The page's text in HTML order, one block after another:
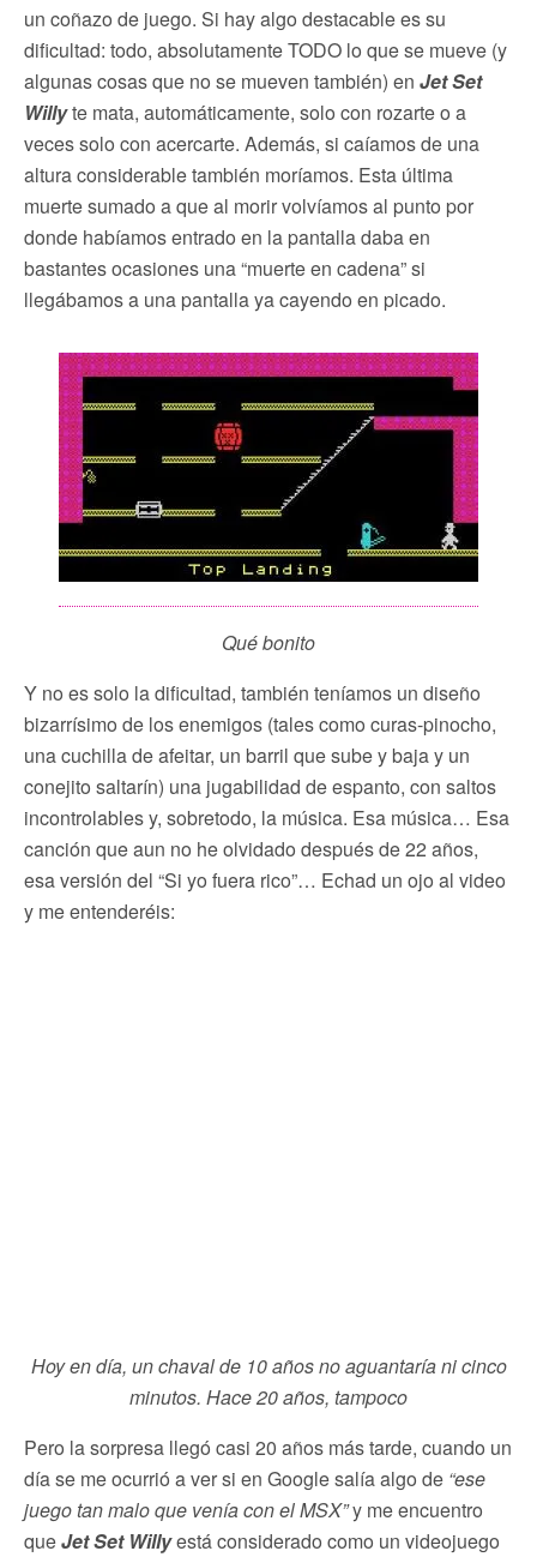
un coñazo de juego. Si hay algo destacable es su
dificultad: todo, absolutamente TODO lo que se mueve (y
algunas cosas que no se mueven también) en Jet Set
Willyte mata, automáticamente, solo con rozarte o a
veces solo con acercarte. Además, si caíamos de una
altura considerable también moríamos. Esta última
muerte sumado a que al morir volvíamos al punto por
donde habíamos entrado en la pantalla daba en
bastantes ocasiones una “muerte en cadena” si
llegábamos a una pantalla ya cayendo en picado.
Qué bonito
Y no es solo la dificultad, también teníamos un diseño
bizarrísimo de los enemigos (tales como curas-pinocho,
una cuchilla de afeitar, un barril que sube y baja y un
conejito saltarín) una jugabilidad de espanto, con saltos
incontrolables y, sobretodo, la música. Esa música… Esa
canción que aun no he olvidado después de 22 años,
esa versión del “Si yo fuera rico”… Echad un ojo al video
y me entenderéis:
Hoy en día, un chaval de 10 años no aguantaría ni cinco
minutos. Hace 20 años, tampoco
Pero la sorpresa llegó casi 20 años más tarde, cuando un
día se me ocurrió a ver si en Google salía algo de “ese
juego tan malo que venía con el MSX”y me encuentro
queJet Set Willyestá considerado como un videojuego